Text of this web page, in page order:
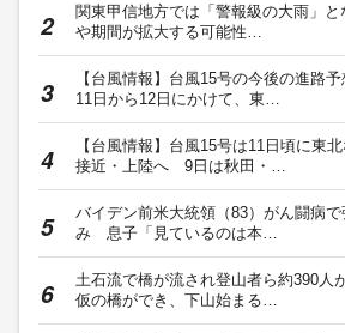
関東甲信地方では「警報級の大雨」と
や期間が拡大する可能性…
【台風情報】台風15号の今後の進路
11日から12日にかけて、東…
【台風情報】台風15号は11日頃に東
接近・上陸へ 9日は秋田・…
バイデン前米大統領（83）がん闘病で
み 息子「見ているのは本…
土石流で橋が流され登山者ら約390人
仮の橋ができ、下山始まる…